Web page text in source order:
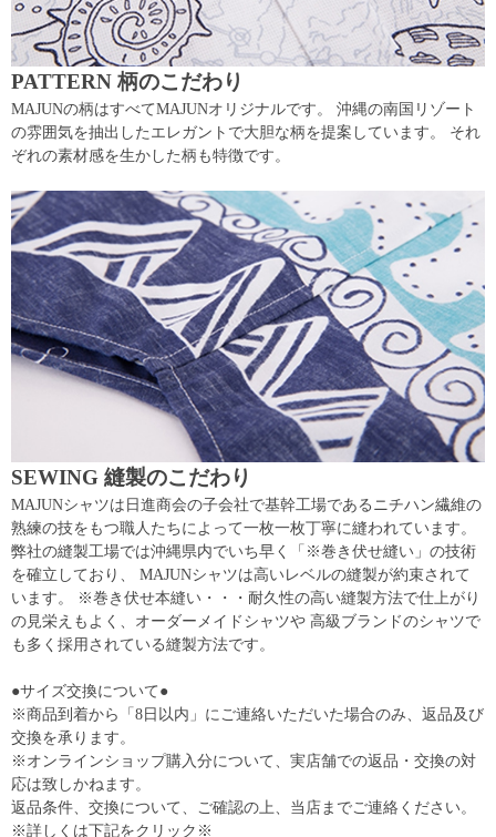
PATTERN 柄のこだわり
MAJUNの柄はすべてMAJUNオリジナルです。 沖縄の南国リゾート
の雰囲気を抽出したエレガントで大胆な柄を提案しています。 それ
ぞれの素材感を生かした柄も特徴です。
SEWING 縫製のこだわり
MAJUNシャツは日進商会の子会社で基幹工場であるニチハン繊維の
熟練の技をもつ職人たちによって一枚一枚丁寧に縫われています。
弊社の縫製工場では沖縄県内でいち早く「※巻き伏せ縫い」の技術
を確立しており、 MAJUNシャツは高いレベルの縫製が約束されて
います。 ※巻き伏せ本縫い・・・耐久性の高い縫製方法で仕上がり
の見栄えもよく、オーダーメイドシャツや 高級ブランドのシャツで
も多く採用されている縫製方法です。
●サイズ交換について●
※商品到着から「8日以内」にご連絡いただいた場合のみ、返品及び
交換を承ります。
※オンラインショップ購入分について、実店舗での返品・交換の対
応は致しかねます。
返品条件、交換について、ご確認の上、当店までご連絡ください。
※詳しくは下記をクリック※